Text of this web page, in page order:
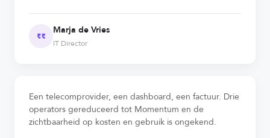
Marja de Vries
IT Director
Een telecomprovider, een dashboard, een factuur. Drie
operators gereduceerd tot Momentum en de
zichtbaarheid op kosten en gebruik is ongekend.